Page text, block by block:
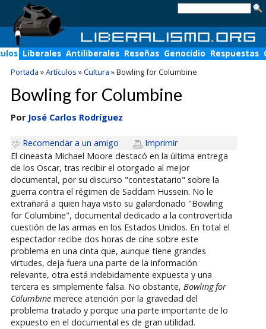
Liberales Antiliberales Reseñas Genocidio Respuestas
Portada »Artículos »Cultura »Bowling for Columbine
Bowling for Columbine
Por José Carlos Rodríguez
Recomendar a un amigo
Imprimir
El cineasta Michael Moore destacó en la última entrega
de los Oscar, tras recibir el otorgado al mejor
documental, por su discurso "contestatario" sobre la
guerra contra el régimen de Saddam Hussein. No le
extrañará a quien haya visto su galardonado "Bowling
for Columbine", documental dedicado a la controvertida
cuestión de las armas en los Estados Unidos. En total el
espectador recibe dos horas de cine sobre este
problema en una cinta que, aunque tiene grandes
virtudes, deja fuera una parte de la información
relevante, otra está indebidamente expuesta y una
tercera es simplemente falsa. No obstante, Bowling for
Columbinemerece atención por la gravedad del
problema tratado y porque una parte importante de lo
expuesto en el documental es de gran utilidad.